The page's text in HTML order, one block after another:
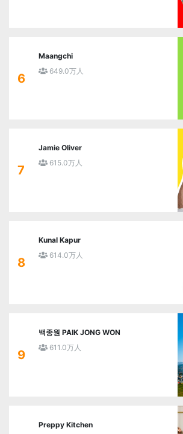
6
Maangchi
649.0万人
7
Jamie Oliver
615.0万人
8
Kunal Kapur
614.0万人
9
백종원 PAIK JONG WON
611.0万人
Preppy Kitchen